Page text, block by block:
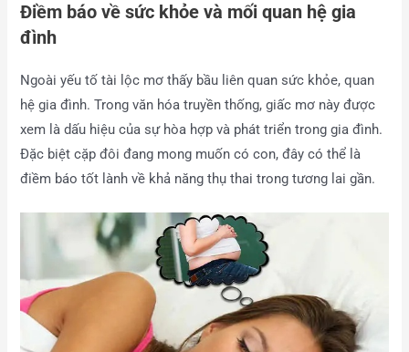
Điềm báo về sức khỏe và mối quan hệ gia
đình
Ngoài yếu tố tài lộc mơ thấy bầu liên quan sức khỏe, quan
hệ gia đình. Trong văn hóa truyền thống, giấc mơ này được
xem là dấu hiệu của sự hòa hợp và phát triển trong gia đình.
Đặc biệt cặp đôi đang mong muốn có con, đây có thể là
điềm báo tốt lành về khả năng thụ thai trong tương lai gần.